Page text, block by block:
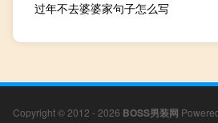
过年不去婆婆家句子怎么写
Copyright © 2012 - 2026 BOSS男装网